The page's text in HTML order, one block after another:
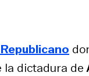
la dictadura de